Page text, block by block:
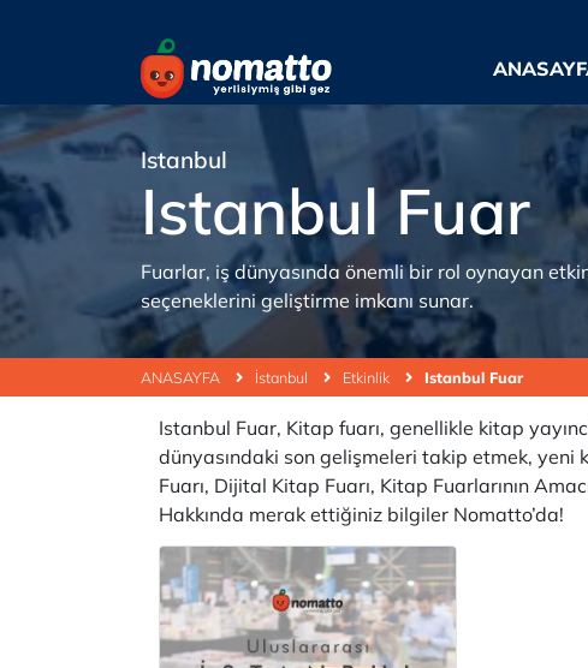
ANASAYFA İstanbul Etkinlik Istanbul Fuar
Istanbul
Istanbul Fuar
Fuarlar, iş dünyasında önemli bir rol oynayan
seçeneklerini geliştirme imkanı sunar.
Istanbul Fuar, Kitap fuarı, genellikle kitap
dünyasındaki son gelişmeleri takip etmek,
Fuarı, Dijital Kitap Fuarı, Kitap Fuarlarının
Hakkında merak ettiğiniz bilgiler Nomatto’da!